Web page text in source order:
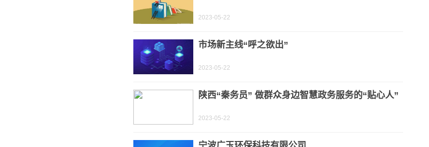
2023-05-22
市场新主线“呼之欲出”
2023-05-22
陕西“秦务员” 做群众身边智慧政务服务的“贴心人”
2023-05-22